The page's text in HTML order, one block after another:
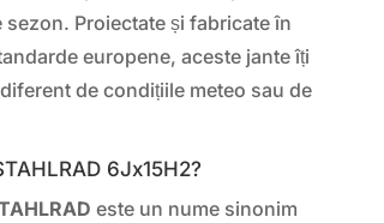
Proiectate și fabricate în
europene, aceste jante îți
de condițiile meteo sau de
6Jx15H2?
este un nume sinonim